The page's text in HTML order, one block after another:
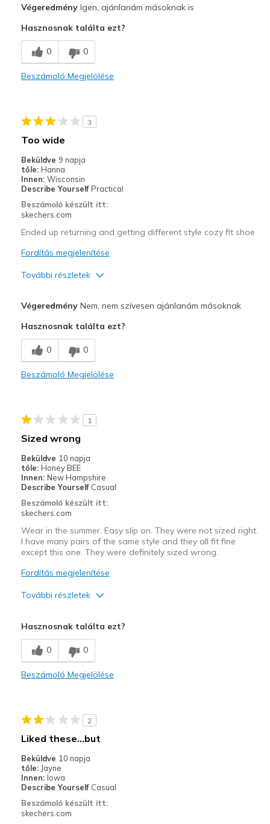
Comfortable
Stylish
Going Out
Width
Sizing
Feels true to size
View On Shoes
I'm Really Into Shoes
VégeredményIgen, ajánlanám másoknak is
Hasznosnak találta ezt?
0 0
Beszámoló Megjelölése
3
Too wide
Beküldve 9 napja
tőle: Hanna
Innen: Wisconsin
Describe Yourself Practical
Beszámoló készült itt:
skechers.com
Ended up returning and getting different style cozy fit shoe
Fordítás megjelenítése
További részletek
Legjobb használat
Casual Wear
Travel
Sizing
Feels full size too big
View On Shoes
VégeredményNem, nem szívesen ajánlanám másoknak
Hasznosnak találta ezt?
0 0
Beszámoló Megjelölése
1
Sized wrong
Beküldve 10 napja
tőle: Honey BEE
Innen: New Hampshire
Describe Yourself Casual
Beszámoló készült itt:
skechers.com
Wear in the summer. Easy slip on. They were not sized right.
I have many pairs of the same style and they all fit fine
except this one. They were definitely sized wrong.
Fordítás megjelenítése
További részletek
Comfortable
Width
Feels true to width
Sizing
Feels full size too big
View On Shoes
Hasznosnak találta ezt?
0 0
Beszámoló Megjelölése
2
Liked these…but
Beküldve 10 napja
tőle: Jayne
Innen: Iowa
Describe Yourself Casual
Beszámoló készült itt:
skechers.com